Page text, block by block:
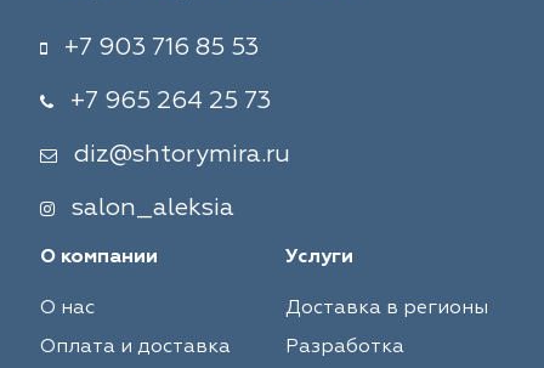
+7 903 716 85 53
+7 965 264 25 73
diz@shtorymira.ru
salon_aleksia
О компании
О нас
Оплата и доставка
Услуги
Доставка в регионы
Разработка